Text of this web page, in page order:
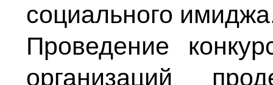
социального
Проведение
организаций